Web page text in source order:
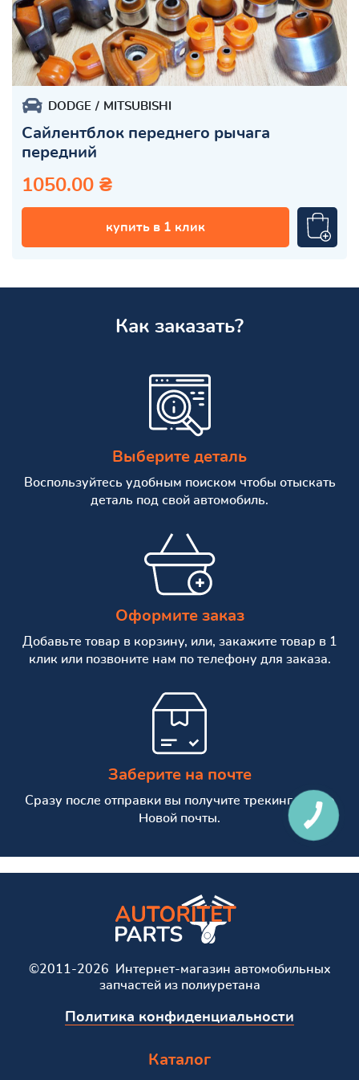
DODGE MITSUBISHI
Сайлентблок переднего рычага
передний
1050.00 ₴
купить в 1 клик
Как заказать?
Выберите деталь
Воспользуйтесь удобным поиском чтобы отыскать
деталь под свой автомобиль.
Оформите заказ
Добавьте товар в корзину, или, закажите товар в 1
клик или позвоните нам по телефону для заказа.
Заберите на почте
Сразу после отправки вы получите трекинг номер
Новой почты.
©2011-2026 Интернет-магазин автомобильных
запчастей из полиуретана
Политика конфиденциальности
Каталог